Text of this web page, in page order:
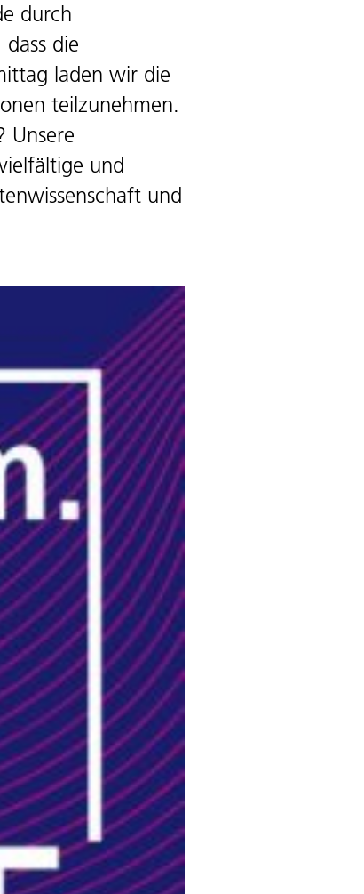
durch
die
laden wir die
teilzunehmen.
Unsere
und
und